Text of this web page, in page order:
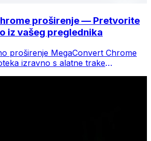
proširenje — Pretvorite
iz vašeg preglednika
proširenje MegaConvert Chrome
izravno s alatne trake